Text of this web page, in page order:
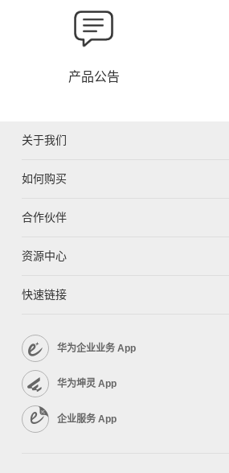
产品公告
关于我们
如何购买
合作伙伴
资源中心
快速链接
华为企业业务 App
华为坤灵 App
企业服务 App